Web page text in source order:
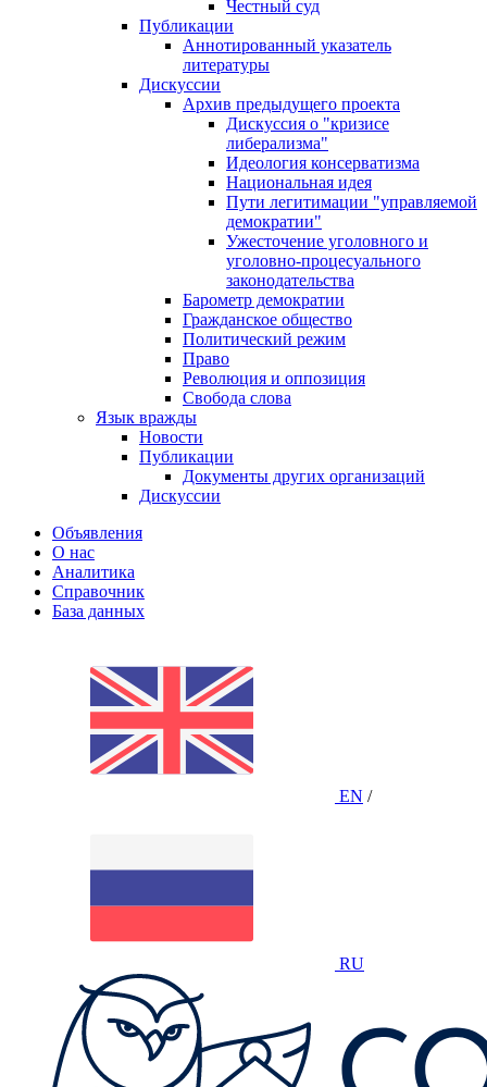
Честный суд
Публикации
Аннотированный указатель
литературы
Дискуссии
Архив предыдущего проекта
Дискуссия о "кризисе
либерализма"
Идеология консерватизма
Национальная идея
Пути легитимации "управляемой
демократии"
Ужесточение уголовного и
уголовно-процесуального
законодательства
Барометр демократии
Гражданское общество
Политический режим
Право
Революция и оппозиция
Свобода слова
Язык вражды
Новости
Публикации
Документы других организаций
Дискуссии
Объявления
О нас
Аналитика
Справочник
База данных
EN /
RU